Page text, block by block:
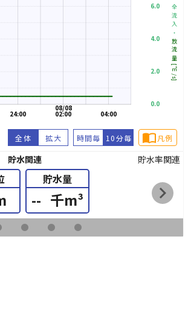
04:00
08/08
02:00
24:00
0.0
2.0
4.0
6.0 全流入・
放流量
[㎥/s]
全体 拡大 時間毎 10分毎 import_contacts凡例
貯水関連 貯水率関連
貯水量
-- 千m³ chevron_right
fiber_manual_record fiber_manual_record fiber_manual_record